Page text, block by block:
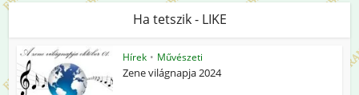
Ha tetszik - LIKE
Hírek • Művészeti
Zene világnapja 2024